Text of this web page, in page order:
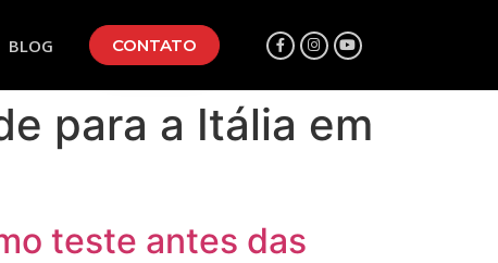
BLOG CONTATO
para a Itália em
teste antes das